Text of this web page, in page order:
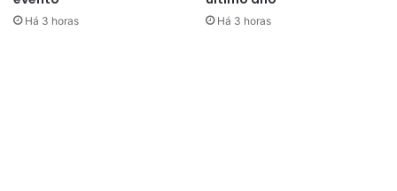
(Pesquisa Nacional por Amostra de
Há 3 horas Há 3 horas